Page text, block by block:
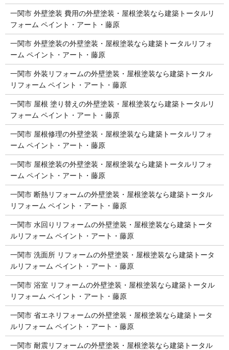
一関市 外壁塗装 費用の外壁塗装・屋根塗装なら建築トータルリ
フォーム ペイント・アート・藤原
一関市 外壁塗装の外壁塗装・屋根塗装なら建築トータルリフォ
ーム ペイント・アート・藤原
一関市 外装リフォームの外壁塗装・屋根塗装なら建築トータル
リフォーム ペイント・アート・藤原
一関市 屋根 塗り替えの外壁塗装・屋根塗装なら建築トータルリ
フォーム ペイント・アート・藤原
一関市 屋根修理の外壁塗装・屋根塗装なら建築トータルリフォ
ーム ペイント・アート・藤原
一関市 屋根塗装の外壁塗装・屋根塗装なら建築トータルリフォ
ーム ペイント・アート・藤原
一関市 断熱リフォームの外壁塗装・屋根塗装なら建築トータル
リフォーム ペイント・アート・藤原
一関市 水回りリフォームの外壁塗装・屋根塗装なら建築トータ
ルリフォーム ペイント・アート・藤原
一関市 洗面所 リフォームの外壁塗装・屋根塗装なら建築トータ
ルリフォーム ペイント・アート・藤原
一関市 浴室 リフォームの外壁塗装・屋根塗装なら建築トータル
リフォーム ペイント・アート・藤原
一関市 省エネリフォームの外壁塗装・屋根塗装なら建築トータ
ルリフォーム ペイント・アート・藤原
一関市 耐震リフォームの外壁塗装・屋根塗装なら建築トータル